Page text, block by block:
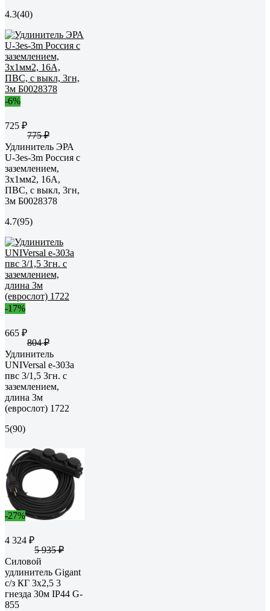
4.3(40)
-6%
725 ₽
775 ₽
Удлинитель ЭРА
U-3es-3m Россия с
заземлением,
3x1мм2, 16A,
ПВС, с выкл, 3гн,
3м Б0028378
4.7(95)
-17%
665 ₽
804 ₽
Удлинитель
UNIVersal е-303а
пвс 3/1,5 3гн. с
заземлением,
длина 3м
(еврослот) 1722
5(90)
-27%
4 324 ₽
5 935 ₽
Силовой
удлинитель Gigant
с/з КГ 3x2,5 3
гнезда 30м IP44 G-
855